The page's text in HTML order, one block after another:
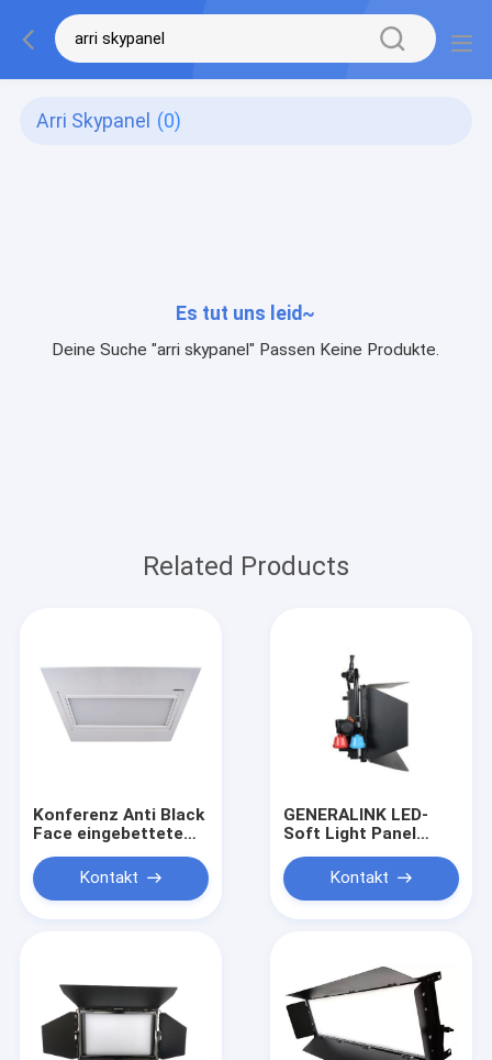
Arri Skypanel (0)
Es tut uns leid~
Deine Suche "arri skypanel" Passen Keine Produkte.
Related Products
Konferenz Anti Black
Face eingebettete
elektrische Flip-
Oberflächenlicht
Kontakt
GENERALINK LED-
Soft Light Panel
120W für die
Beleuchtung von
Studios ((Pole-
Kontakt